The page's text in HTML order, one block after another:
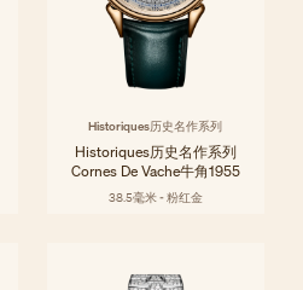
Historiques历史名作系列
Historiques历史名作系列
Cornes De Vache牛角1955
38.5毫米 - 粉红金